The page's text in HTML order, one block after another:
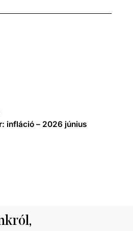
infláció – 2026 június